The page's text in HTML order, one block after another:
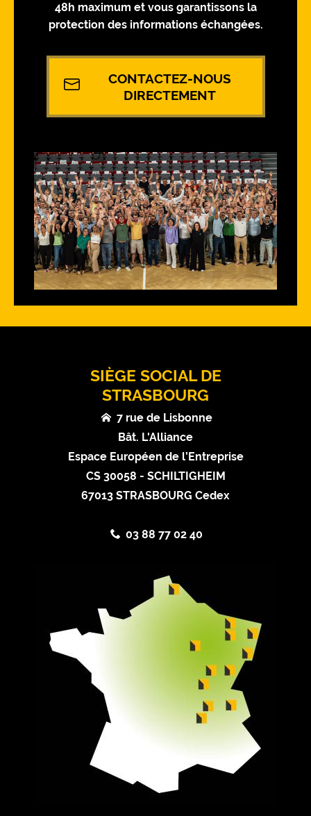
48h maximum et vous garantissons la
protection des informations échangées.
CONTACTEZ-NOUS
DIRECTEMENT
SIÈGE SOCIAL DE
STRASBOURG
7 rue de Lisbonne
Bât. L'Alliance
Espace Européen de l’Entreprise
CS 30058 - SCHILTIGHEIM
67013 STRASBOURG Cedex
03 88 77 02 40